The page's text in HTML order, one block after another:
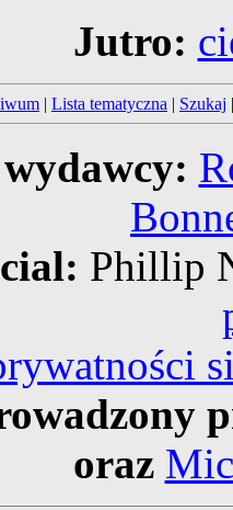
Jutro:
| Lista tematyczna | Szukaj
Phillip
oraz